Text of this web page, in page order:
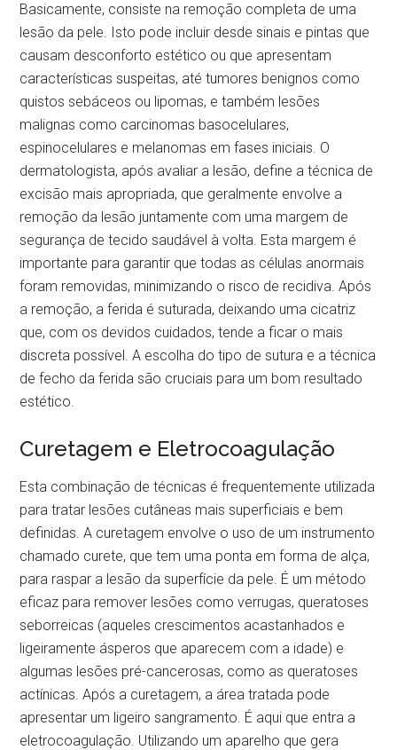
Basicamente, consiste na remoção completa de uma
lesão da pele. Isto pode incluir desde sinais e pintas que
causam desconforto estético ou que apresentam
características suspeitas, até tumores benignos como
quistos sebáceos ou lipomas, e também lesões
malignas como carcinomas basocelulares,
espinocelulares e melanomas em fases iniciais. O
dermatologista, após avaliar a lesão, define a técnica de
excisão mais apropriada, que geralmente envolve a
remoção da lesão juntamente com uma margem de
segurança de tecido saudável à volta. Esta margem é
importante para garantir que todas as células anormais
foram removidas, minimizando o risco de recidiva. Após
a remoção, a ferida é suturada, deixando uma cicatriz
que, com os devidos cuidados, tende a ficar o mais
discreta possível. A escolha do tipo de sutura e a técnica
de fecho da ferida são cruciais para um bom resultado
estético.
Curetagem e Eletrocoagulação
Esta combinação de técnicas é frequentemente utilizada
para tratar lesões cutâneas mais superficiais e bem
definidas. A curetagem envolve o uso de um instrumento
chamado curete, que tem uma ponta em forma de alça,
para raspar a lesão da superfície da pele. É um método
eficaz para remover lesões como verrugas, queratoses
seborreicas (aqueles crescimentos acastanhados e
ligeiramente ásperos que aparecem com a idade) e
algumas lesões pré-cancerosas, como as queratoses
actínicas. Após a curetagem, a área tratada pode
apresentar um ligeiro sangramento. É aqui que entra a
eletrocoagulação. Utilizando um aparelho que gera